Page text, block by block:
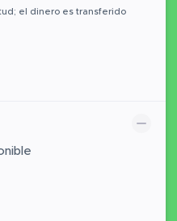
el dinero es transferido